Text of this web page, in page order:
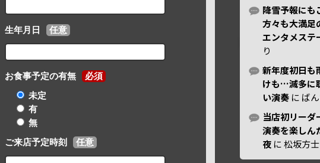
生年月日 任意
お食事予定の有無 必須
未定
有
無
ご来店予定時刻 任意
降雪予報にも
方々も大満足
エンタメステ
り
新年度初日も
けも…滅多に
い演奏 に ば
当店初リーダ
演奏を楽しん
夜 に松坂方士